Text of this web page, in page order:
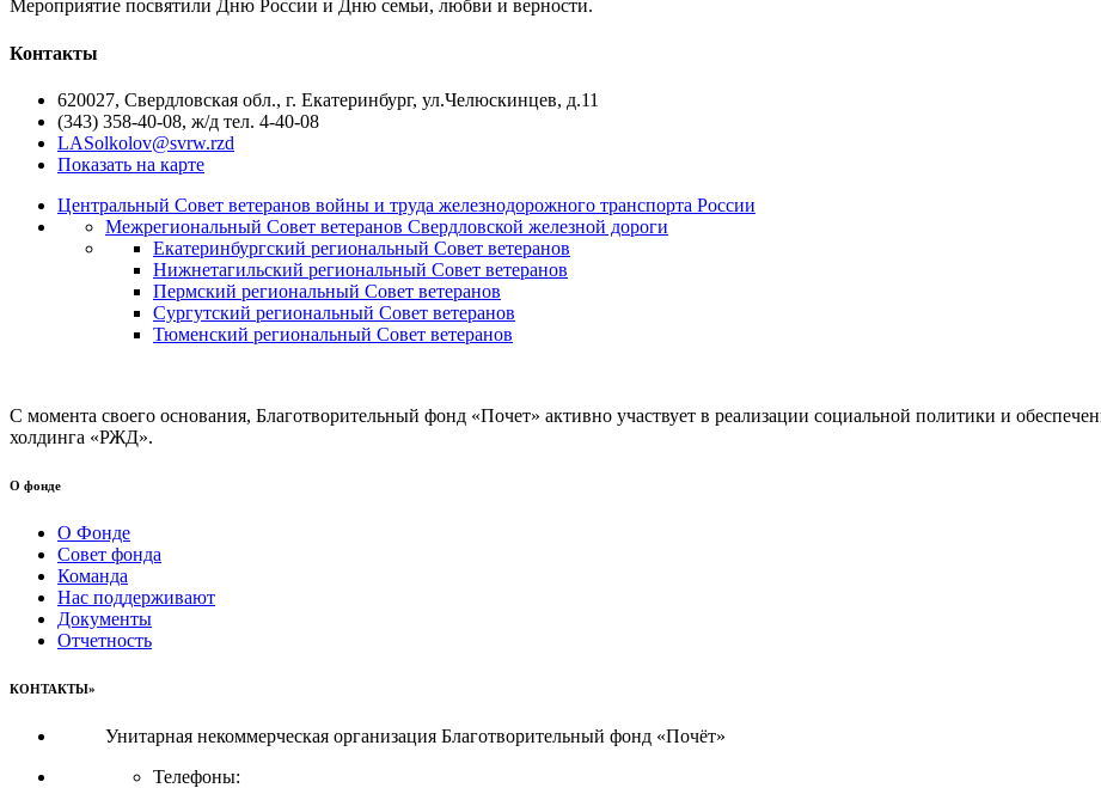
Мероприятие посвятили Дню России и Дню семьи, любви и верности.
Контакты
620027, Свердловская обл., г. Екатеринбург, ул.Челюскинцев, д.11
(343) 358-40-08, ж/д тел. 4-40-08
LASolkolov@svrw.rzd
Показать на карте
Центральный Совет ветеранов войны и труда железнодорожного транспорта России
Межрегиональный Совет ветеранов Свердловской железной дороги
Екатеринбургский региональный Совет ветеранов
Нижнетагильский региональный Совет ветеранов
Пермский региональный Совет ветеранов
Сургутский региональный Совет ветеранов
Тюменский региональный Совет ветеранов
С момента своего основания, Благотворительный фонд «Почет» активно участвует в реализации социальной политики и
холдинга «РЖД».
О фонде
О Фонде
Совет фонда
Команда
Нас поддерживают
Документы
Отчетность
КОНТАКТЫ»
Унитарная некоммерческая организация Благотворительный фонд «Почёт»
Телефоны: